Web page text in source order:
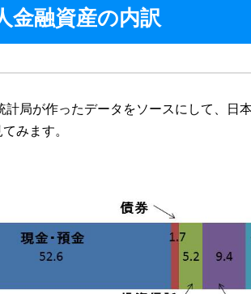
金融資産の内訳
計局が作ったデータをソースにして、日
みます。